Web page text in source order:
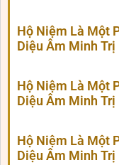
Hộ Niệm Là Một
Diệu Âm Minh Trị
Hộ Niệm Là Một
Diệu Âm Minh Trị
Hộ Niệm Là Một
Diệu Âm Minh Trị